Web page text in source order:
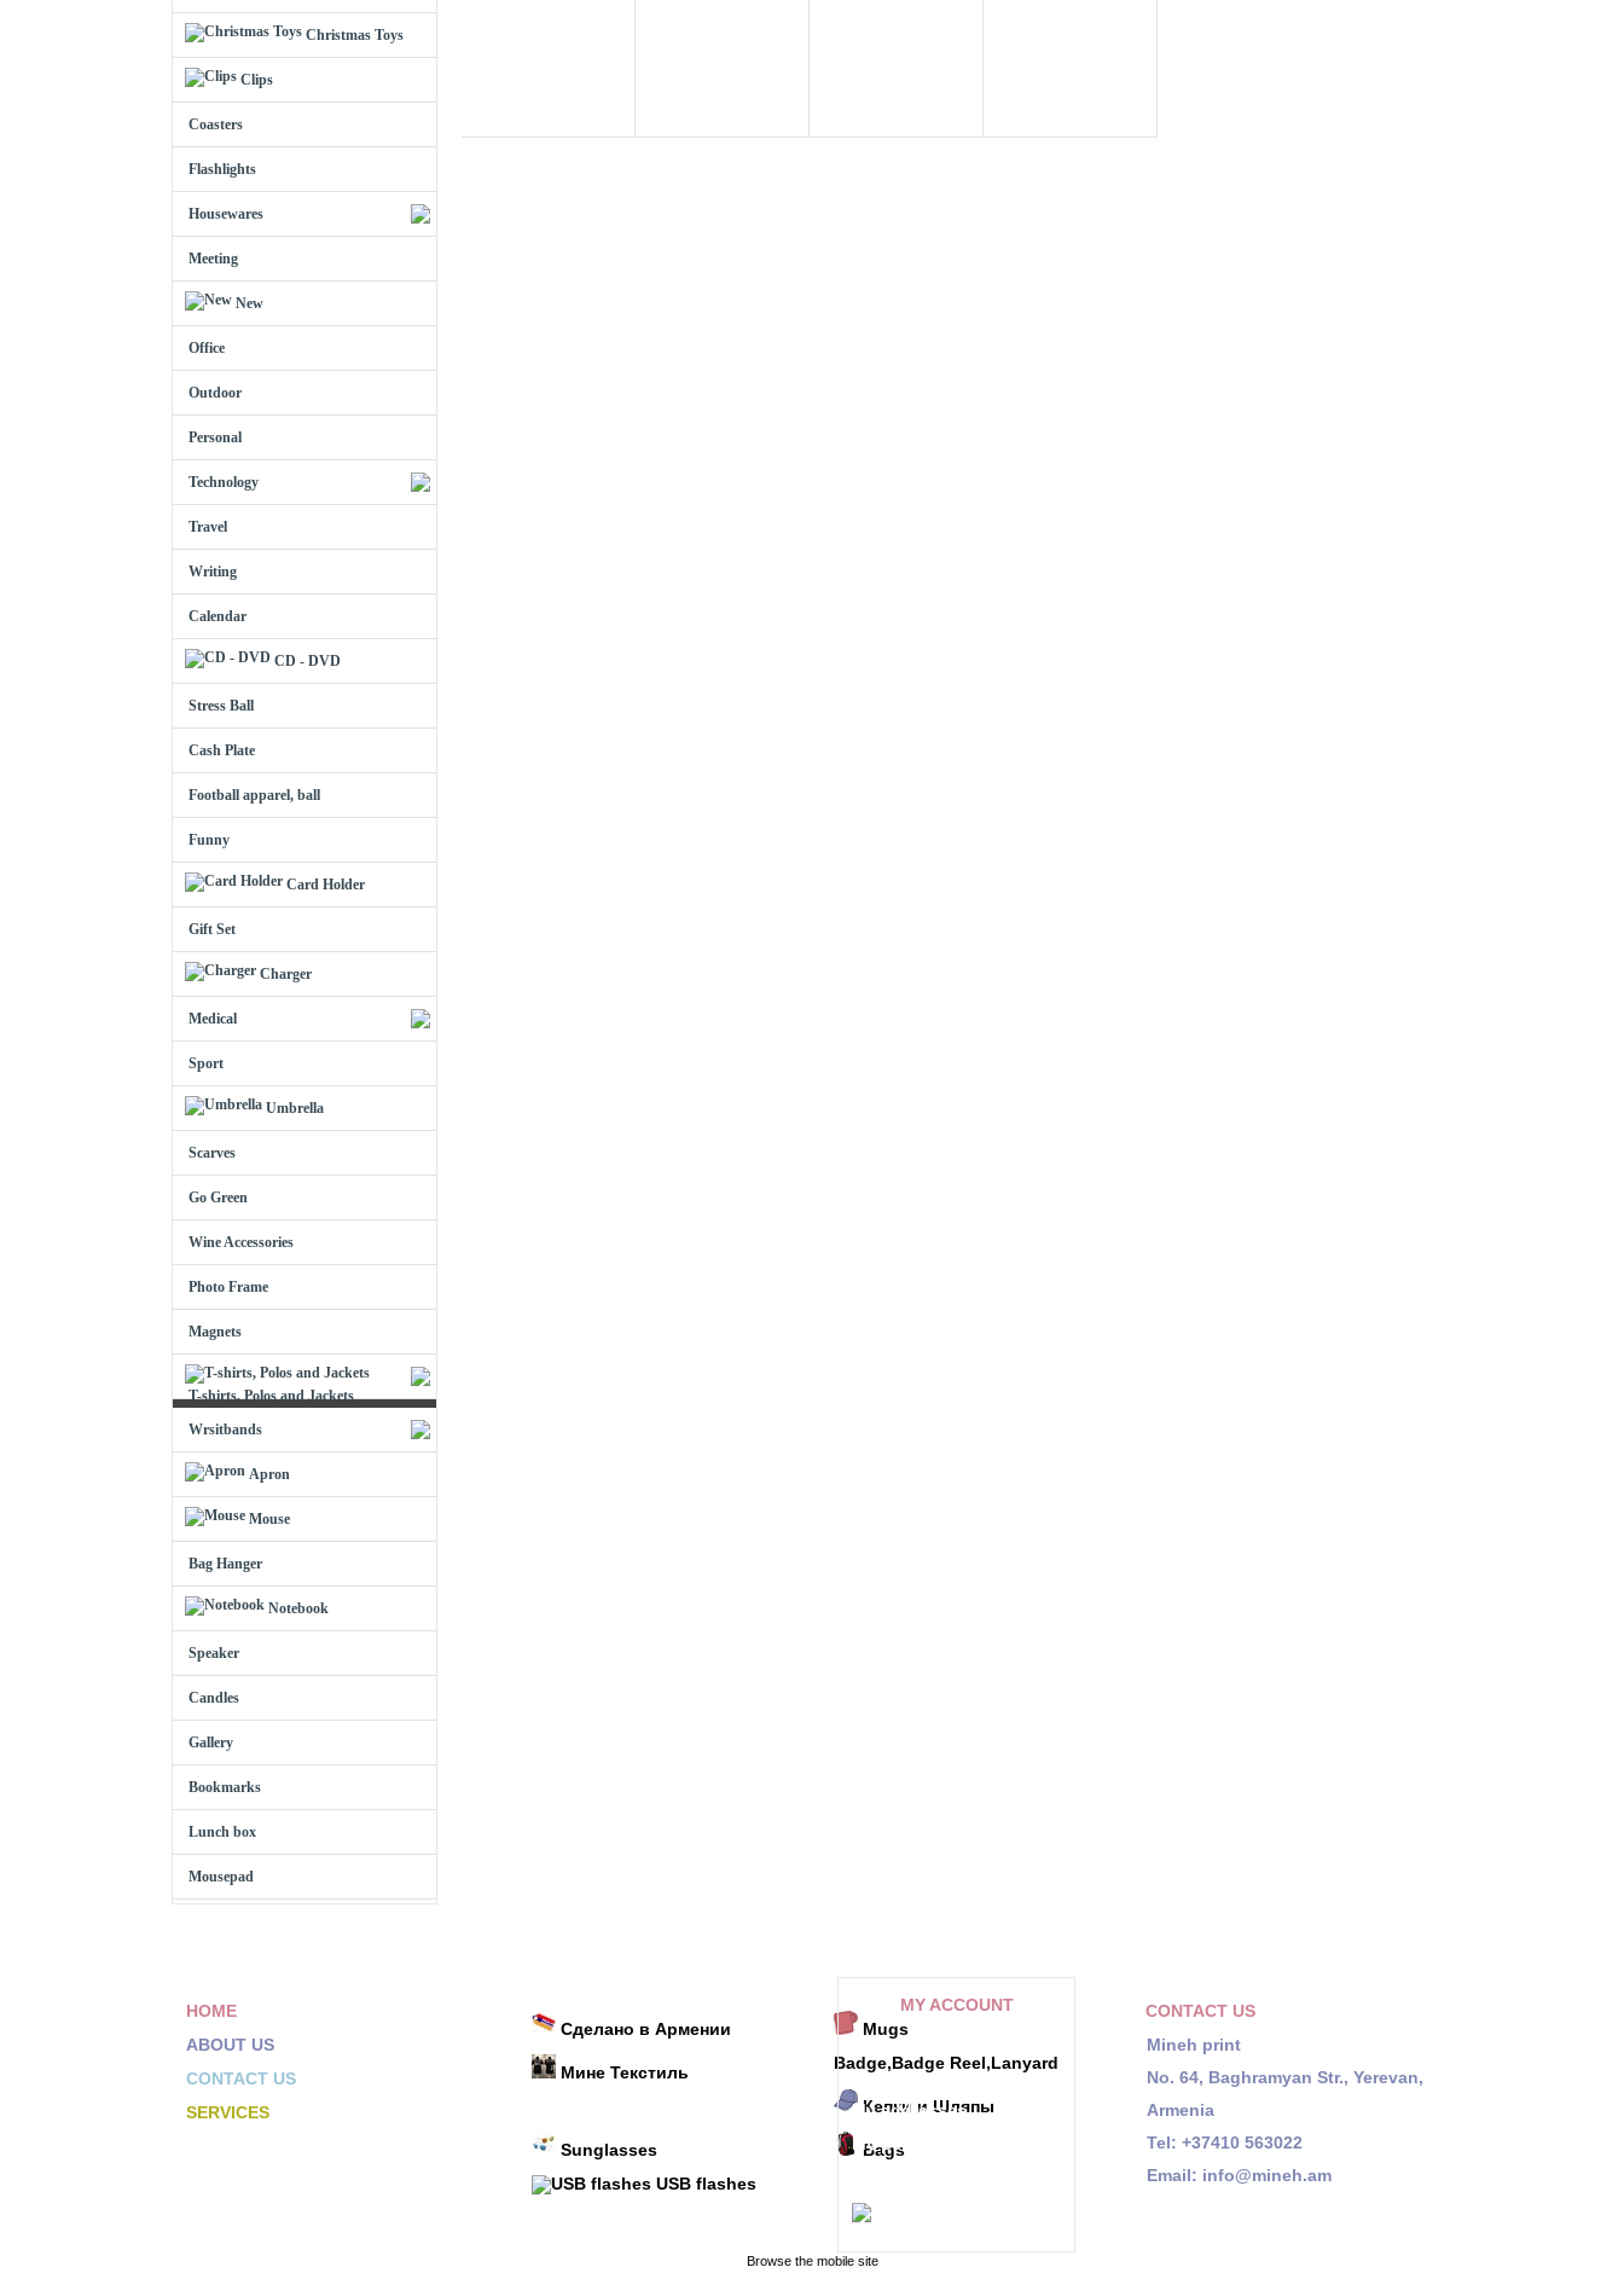
Christmas Toys
Clips
Coasters
Flashlights
Housewares
Meeting
New
Office
Outdoor
Personal
Technology
Travel
Writing
Calendar
CD - DVD
Stress Ball
Cash Plate
Football apparel, ball
Funny
Card Holder
Gift Set
Charger
Medical
Sport
Umbrella
Scarves
Go Green
Wine Accessories
Photo Frame
Magnets
T-shirts, Polos and Jackets
Wrsitbands
Apron
Mouse
Bag Hanger
Notebook
Speaker
Candles
Gallery
Bookmarks
Lunch box
Mousepad
HOME
ABOUT US
CONTACT US
SERVICES
Сделано в Армении Mugs
Мине Текстиль Badge,Badge Reel,Lanyard
Кепки и Шляпы
Sunglasses
Bags
USB flashes
CONTACT US
Mineh print
No. 64, Baghramyan Str., Yerevan,
Armenia
Tel: +37410 563022
Email: info@mineh.am
MY ACCOUNT
My orders
My credit slips
My addresses
My personal info
Browse the mobile site